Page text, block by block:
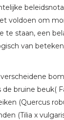
voldoen om
te staan, een
van
de bruine beuk(
(Quercus
(Tilia x